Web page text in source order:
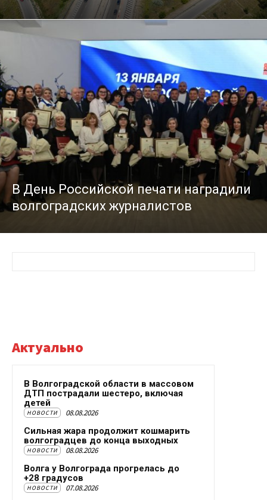
В День Российской печати наградили
волгоградских журналистов
Актуально
В Волгоградской области в массовом
ДТП пострадали шестеро, включая
детей
НОВОСТИ 08.08.2026
Сильная жара продолжит кошмарить
волгоградцев до конца выходных
НОВОСТИ 08.08.2026
Волга у Волгограда прогрелась до
+28 градусов
НОВОСТИ 07.08.2026